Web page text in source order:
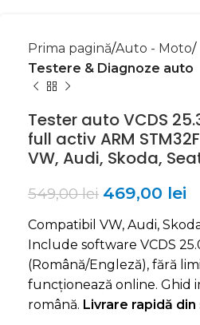
Prima pagină Auto - Moto
Testere & Diagnoze auto
Tester auto VCDS
full activ ARM
VW, Audi, Skoda,
549,00lei 469,00 lei
Compatibil VW, Audi,
Include software VCDS
(Română/Engleză), fără
funcționează online. Ghid
română. Livrare rapidă din